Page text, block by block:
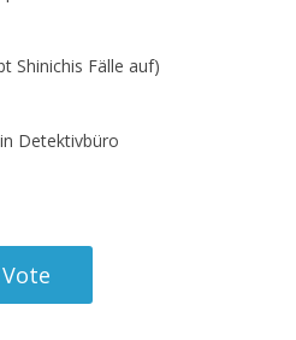
Shinichis Fälle auf)
Detektivbüro